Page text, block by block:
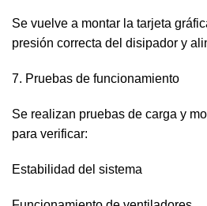
Se vuelve a montar la tarjeta
presión correcta del disipador y
7. Pruebas de funcionamiento
Se realizan pruebas de carga y
para verificar:
Estabilidad del sistema